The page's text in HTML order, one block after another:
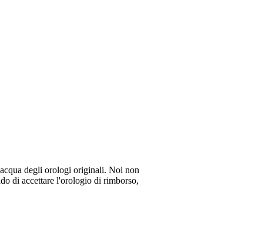
degli orologi originali. Noi non
di accettare l'orologio di rimborso,